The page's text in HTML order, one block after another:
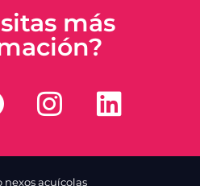
más
nexos acuícolas